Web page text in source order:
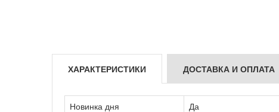
ХАРАКТЕРИСТИКИ ДОСТАВКА И ОПЛАТА
Новинка дня Да